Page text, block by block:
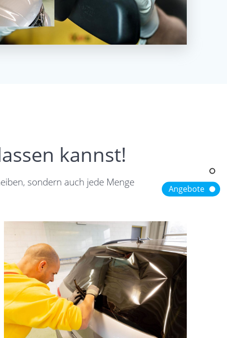
kannst!
sondern auch jede Menge
Angebote